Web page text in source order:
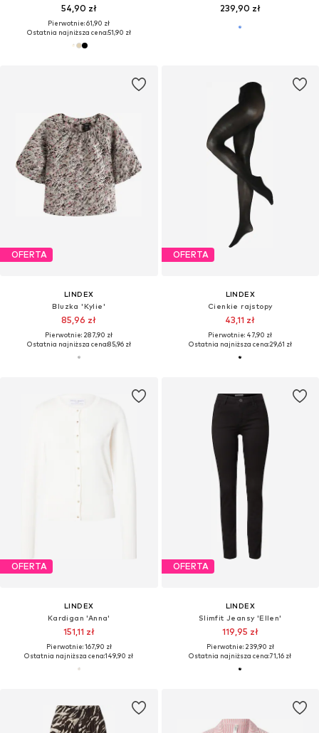
54,90 zł
Pierwotnie: 61,90 zł
Ostatnia najniższa cena:51,90 zł
239,90 zł
OFERTA
LINDEX
Bluzka 'Kylie'
85,96 zł
Pierwotnie: 287,90 zł
Ostatnia najniższa cena:85,96 zł
OFERTA
LINDEX
Cienkie rajstopy
43,11 zł
Pierwotnie: 47,90 zł
Ostatnia najniższa cena:29,61 zł
OFERTA
LINDEX
Kardigan 'Anna'
151,11 zł
Pierwotnie: 167,90 zł
Ostatnia najniższa cena:149,90 zł
OFERTA
LINDEX
Slimfit Jeansy 'Ellen'
119,95 zł
Pierwotnie: 239,90 zł
Ostatnia najniższa cena:71,16 zł